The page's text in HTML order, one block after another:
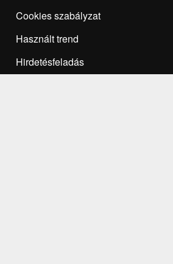
Cookies szabályzat
Használt trend
Hirdetésfeladás